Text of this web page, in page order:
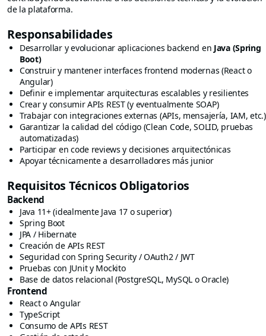
de la plataforma.
Responsabilidades
Desarrollar y evolucionar aplicaciones backend en Java (Spring
Boot)
Construir y mantener interfaces frontend modernas (React o
Angular)
Definir e implementar arquitecturas escalables y resilientes
Crear y consumir APIs REST (y eventualmente SOAP)
Trabajar con integraciones externas (APIs, mensajería, IAM, etc.)
Garantizar la calidad del código (Clean Code, SOLID, pruebas
automatizadas)
Participar en code reviews y decisiones arquitectónicas
Apoyar técnicamente a desarrolladores más junior
Requisitos Técnicos Obligatorios
Backend
Java 11+ (idealmente Java 17 o superior)
Spring Boot
JPA / Hibernate
Creación de APIs REST
Seguridad con Spring Security / OAuth2 / JWT
Pruebas con JUnit y Mockito
Base de datos relacional (PostgreSQL, MySQL o Oracle)
Frontend
React o Angular
TypeScript
Consumo de APIs REST